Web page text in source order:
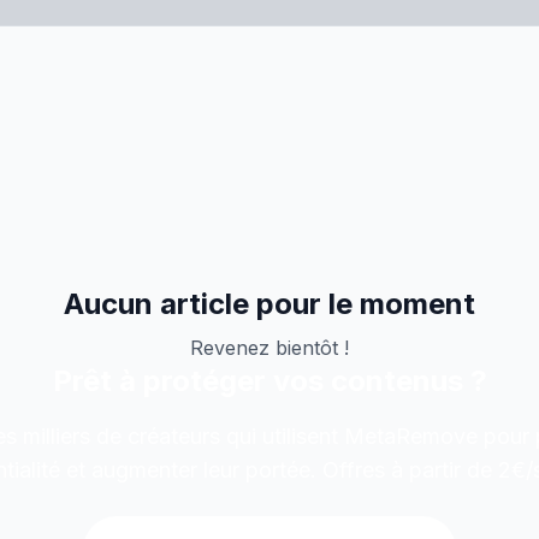
Aucun article pour le moment
Revenez bientôt !